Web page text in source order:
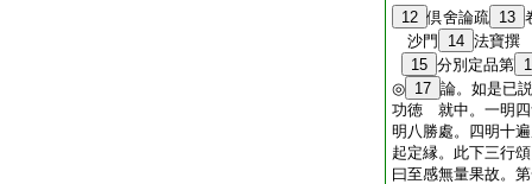
12 倶舍論疏 13
沙門
14 法寶
15 分別定品第
◎ 17 論。如是已
功徳 就中。一明四
明八勝處。四明十
起定縁。此下三
曰至感無量果故。